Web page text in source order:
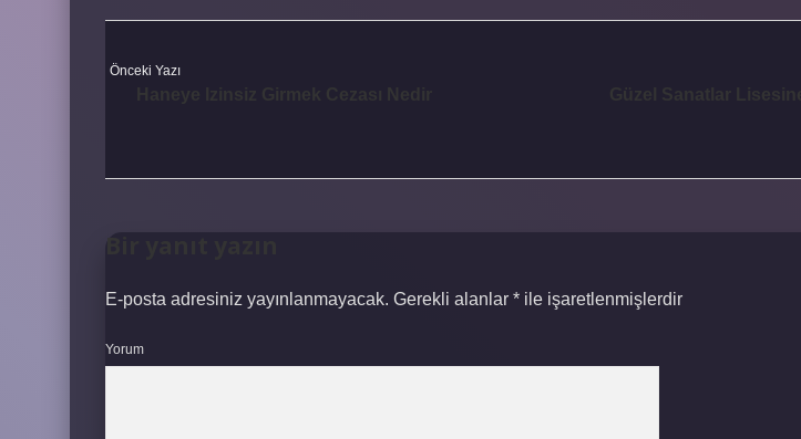
Önceki Yazı
Bir yanıt yazın
E-posta adresiniz yayınlanmayacak. Gerekli alanlar * ile işaretlenmişlerdir
Yorum